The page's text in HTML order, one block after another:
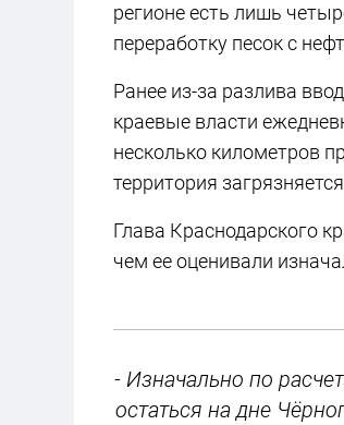
регионе есть лишь
переработку песок с
Ранее из-за разлива
краевые власти
несколько километров
территория
Глава Краснодарского
чем ее оценивали
- Изначально по
остаться на дне